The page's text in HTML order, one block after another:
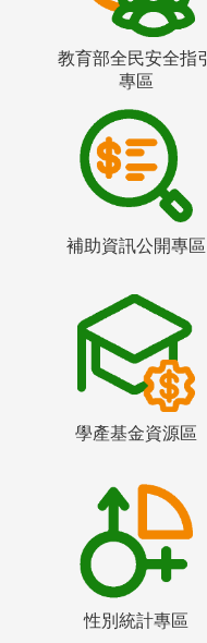
教育部全民安全指引
專區
補助資訊公開專區
學產基金資源區
性別統計專區